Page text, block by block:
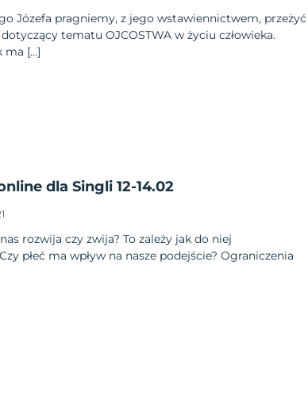
Józefa pragniemy, z jego wstawiennictwem, przeżyć
tematu OJCOSTWA w życiu człowieka.
ma […]
dla Singli 12-14.02
rozwija czy zwija? To zależy jak do niej
płeć ma wpływ na nasze podejście? Ograniczenia